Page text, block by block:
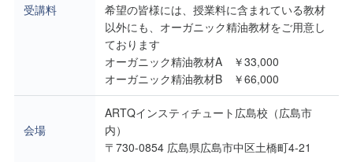
受講料
希望の皆様には、授業料に含まれている教材
以外にも、オーガニック精油教材をご用意し
ております
オーガニック精油教材A ￥33,000
オーガニック精油教材B ￥66,000
会場
ARTQインスティチュート広島校（広島市
内）
〒730-0854 広島県広島市中区土橋町4-21